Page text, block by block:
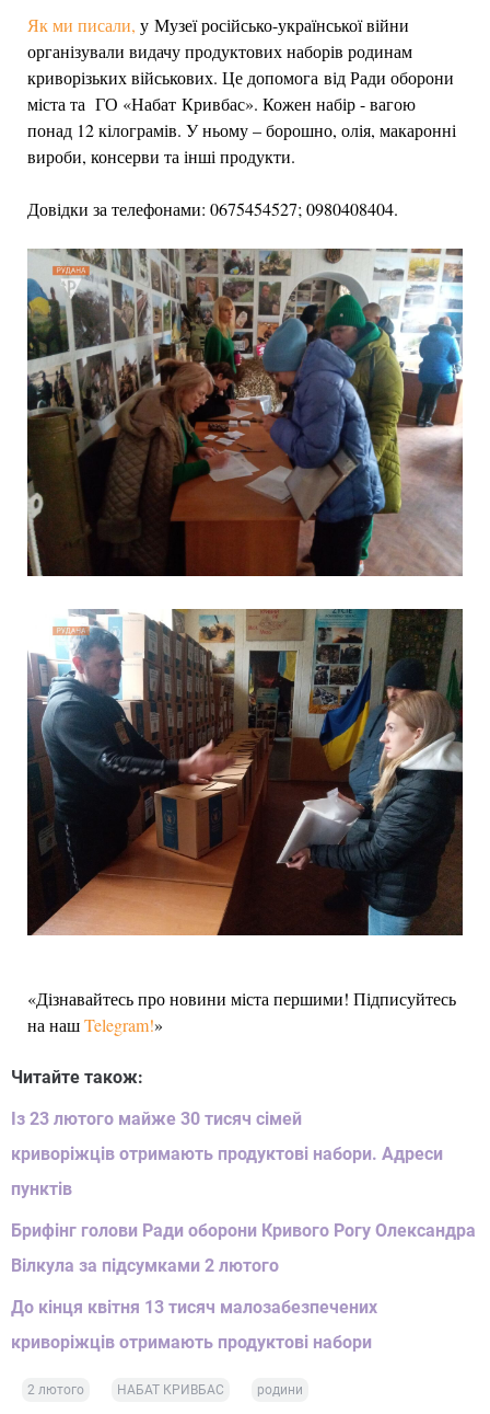
Як ми писали, у Музеї російсько-української війни
організували видачу продуктових наборів родинам
криворізьких військових. Це допомога від Ради оборони
міста та ГО «Набат Кривбас». Кожен набір - вагою
понад 12 кілограмів. У ньому – борошно, олія, макаронні
вироби, консерви та інші продукти.
Довідки за телефонами: 0675454527; 0980408404.
«Дізнавайтесь про новини міста першими! Підписуйтесь
на нашTelegram!»
Читайте також:
Із 23 лютого майже 30 тисяч сімей
криворіжців отримають продуктові набори. Адреси
пунктів
Брифінг голови Ради оборони Кривого Рогу Олександра
Вілкула за підсумками 2 лютого
До кінця квітня 13 тисяч малозабезпечених
криворіжців отримають продуктові набори
2 лютого НАБАТ КРИВБАС родини